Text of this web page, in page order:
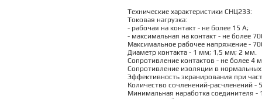
Технические характеристики СНЦ233:
Токовая нагрузка:
- рабочая на контакт - не более 15 А;
- максимальная на контакт - не более
Максимальное рабочее напряжение -
Диаметр контакта - 1 мм; 1,5 мм; 2 мм.
Сопротивление контактов - не более 4
Сопротивление изоляции в
Эффективность экранирования при
Количество сочленений-расчленений -
Минимальная наработка соединителя -